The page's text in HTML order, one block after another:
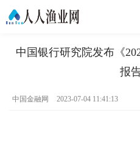
中国银行研究院发布《
报告
中国金融网 2023-07-04 11:41:13